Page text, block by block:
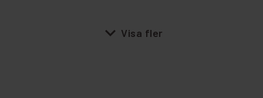
expand_more Visa fler